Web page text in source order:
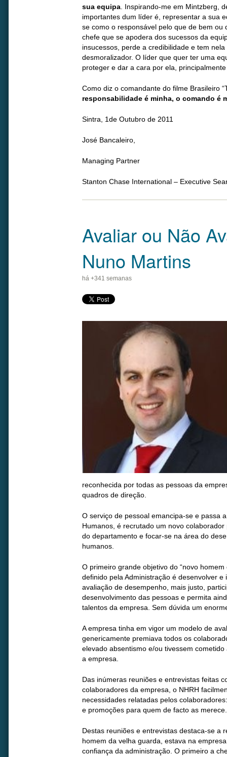
sua equipa. Inspirando-me em Mintzberg,
importantes dum líder é, representar a sua
se como o responsável pelo que de bem ou
chefe que se apodera dos sucessos da
insucessos, perde a credibilidade e tem
desmoralizador. O líder que quer ter uma
proteger e dar a cara por ela,
Como diz o comandante do filme Brasileiro
responsabilidade é minha, o comando é
Sintra, 1de Outubro de 2011
José Bancaleiro,
Managing Partner
Stanton Chase International – Executive
Avaliar ou Não
Nuno Martins
há +341 semanas
reconhecida por todas as pessoas da
quadros de direção.
O serviço de pessoal emancipa-se e passa
Humanos, é recrutado um novo
do departamento e focar-se na área do
humanos.
O primeiro grande objetivo do “novo
definido pela Administração é desenvolver
avaliação de desempenho, mais justo,
desenvolvimento das pessoas e permita
talentos da empresa. Sem dúvida um
A empresa tinha em vigor um modelo de
genericamente premiava todos os
elevado absentismo e/ou tivessem
a empresa.
Das inúmeras reuniões e entrevistas feitas
colaboradores da empresa, o NHRH
necessidades relatadas pelos
e promoções para quem de facto as merece.
Destas reuniões e entrevistas destaca-se a
homem da velha guarda, estava na
confiança da administração. O primeiro a